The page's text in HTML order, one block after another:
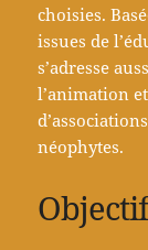
choisies.
issues de
s’adresse
l’animation
néophytes.